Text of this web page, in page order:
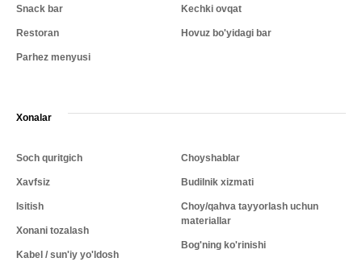
Snack bar
Restoran
Parhez menyusi
Kechki ovqat
Hovuz bo'yidagi bar
Xonalar
Soch quritgich
Xavfsiz
Isitish
Xonani tozalash
Kabel / sun'iy yo'ldosh
Choyshablar
Budilnik xizmati
Choy/qahva tayyorlash uchun
materiallar
Bog'ning ko'rinishi